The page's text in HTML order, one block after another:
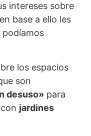
intereses sobre
base a ello les
podíamos
los espacios
son
desuso» para
jardines